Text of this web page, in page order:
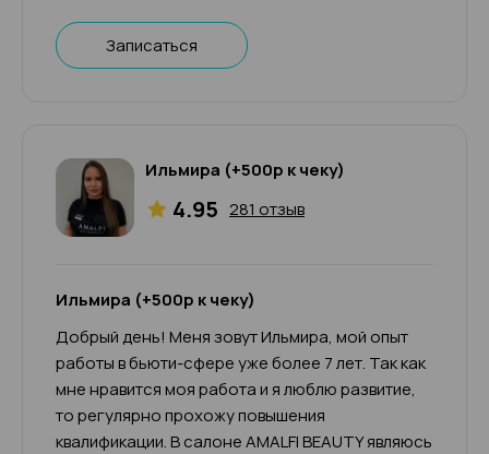
Записаться
Ильмира (+500р к чеку)
4.95 281 отзыв
Ильмира (+500р к чеку)
Добрый день! Меня зовут Ильмира, мой опыт
работы в бьюти-сфере уже более 7 лет. Так как
мне нравится моя работа и я люблю развитие,
то регулярно прохожу повышения
квалификации. В салоне AMALFI BEAUTY являюсь